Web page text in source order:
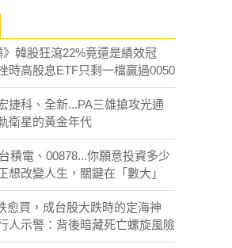
》韓股狂瀉22%竟還是績效冠
時高股息ETF只剩一檔贏過0050
捷科、全新...PA三雄搶攻光通
衛星的黃金年代
積電、00878...你願意投資多少
想改變人生，關鍵在「數大」
愈買，成台股大跌時的定海神
人示警：背後暗藏死亡螺旋風險